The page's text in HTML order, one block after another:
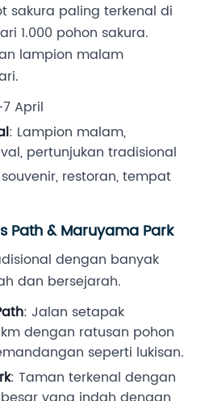
sakura paling terkenal di
1.000 pohon sakura.
lampion malam
7 April
: Lampion malam,
pertunjukan tradisional
restoran, tempat
Path & Maruyama Park
dengan banyak
dan bersejarah.
: Jalan setapak
dengan ratusan pohon
seperti lukisan.
: Taman terkenal dengan